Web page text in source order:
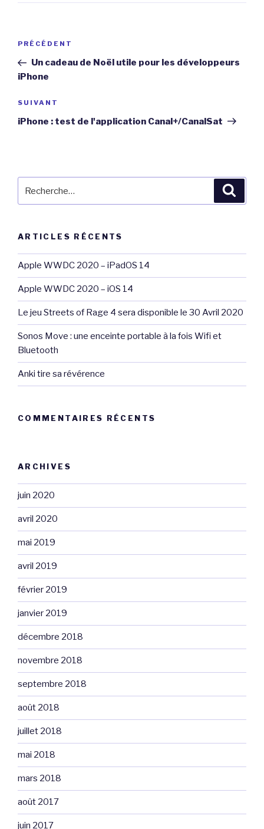
Navigation
l’article
Article
précédent
PRÉCÉDENT
Un cadeau de Noël utile pour les développeurs
iPhone
Article
suivant
SUIVANT
iPhone : test de l'application Canal+/CanalSat
pour
ARTICLES RÉCENTS
Apple WWDC 2020 – iPadOS 14
Apple WWDC 2020 – iOS 14
Le jeu Streets of Rage 4 sera disponible le 30 Avril 2020
Sonos Move : une enceinte portable à la fois Wifi et
Bluetooth
Anki tire sa révérence
COMMENTAIRES RÉCENTS
ARCHIVES
juin 2020
avril 2020
mai 2019
avril 2019
février 2019
janvier 2019
décembre 2018
novembre 2018
septembre 2018
août 2018
juillet 2018
mai 2018
mars 2018
août 2017
juin 2017